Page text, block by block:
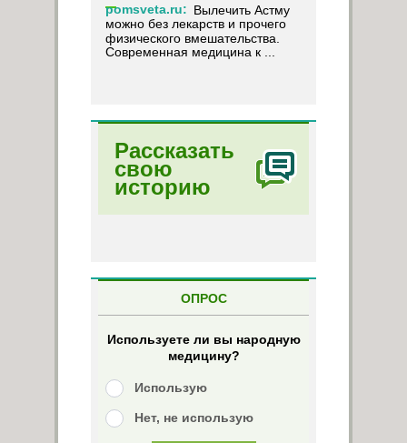
pomsveta.ru: Вылечить Астму
можно без лекарств и прочего
физического вмешательства.
Современная медицина к ...
Рассказать
свою
историю
ОПРОС
Используете ли вы народную
медицину?
Использую
Нет, не использую